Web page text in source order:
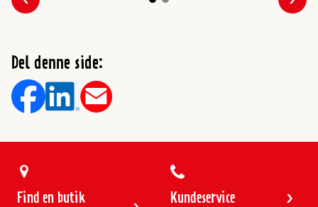
Forrige
Del denne side:
Find en butik
Kundeservice